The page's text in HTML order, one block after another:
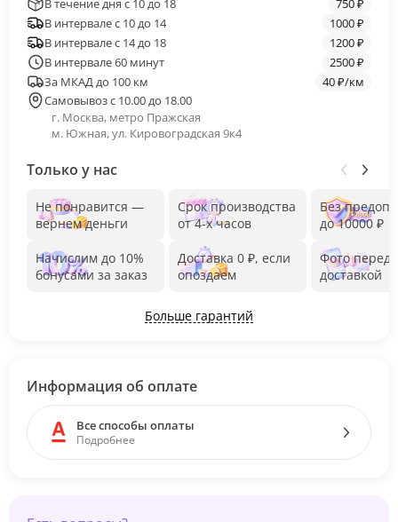
В интервале с 10 до 14
1000 ₽
В интервале с 14 до 18
1200 ₽
В интервале 60 минут
2500 ₽
За МКАД до 100 км
40 ₽/км
Самовывоз с 10.00 до 18.00
г. Москва, метро Пражская
м. Южная, ул. Кировоградская 9к4
Только у нас
Не понравится —
вернем деньги
Начислим до 10%
бонусами за заказ
Срок производства
от 4-х часов
Доставка 0 ₽, если
опоздаем
Без
до 10000 ₽
Фото перед
доставкой
Больше гарантий
Информация об оплате
Все способы оплаты
Подробнее